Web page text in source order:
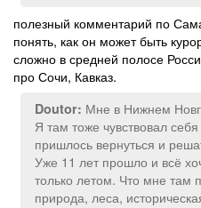
полезный комментарий по
понять, как он может быть
сложно в средней полосе
про Сочи, Кавказ.
Doutor: Мне в Нижнем
Я там тоже чувствовал
пришлось вернуться и
Уже 11 лет прошло и всё
только летом. Что мне там
природа, леса,